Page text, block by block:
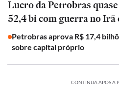
Lucro da Petrobras
52,4 bi com guerra no
Petrobras aprova R$ 17,4
sobre capital próprio
CONTINUA APÓS A